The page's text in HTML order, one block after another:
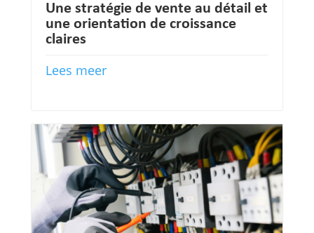
Une stratégie de vente au détail et
une orientation de croissance
claires
Lees meer